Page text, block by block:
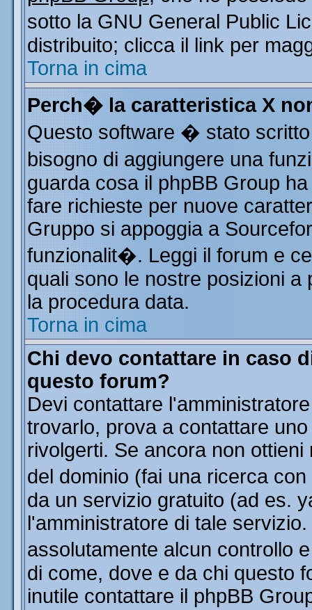
sotto la GNU General Public
distribuito; clicca il link per
Torna in cima
Perch� la caratteristica X
Questo software � stato
bisogno di aggiungere una
guarda cosa il phpBB Group
fare richieste per nuove
Gruppo si appoggia a
funzionalit�. Leggi il forum e
quali sono le nostre posizioni
la procedura data.
Torna in cima
Chi devo contattare in caso
questo forum?
Devi contattare
trovarlo, prova a contattare
rivolgerti. Se ancora non
del dominio (fai una ricerca
da un servizio gratuito (ad es.
l'amministratore di tale
assolutamente alcun controllo
di come, dove e da chi questo
inutile contattare il phpBB